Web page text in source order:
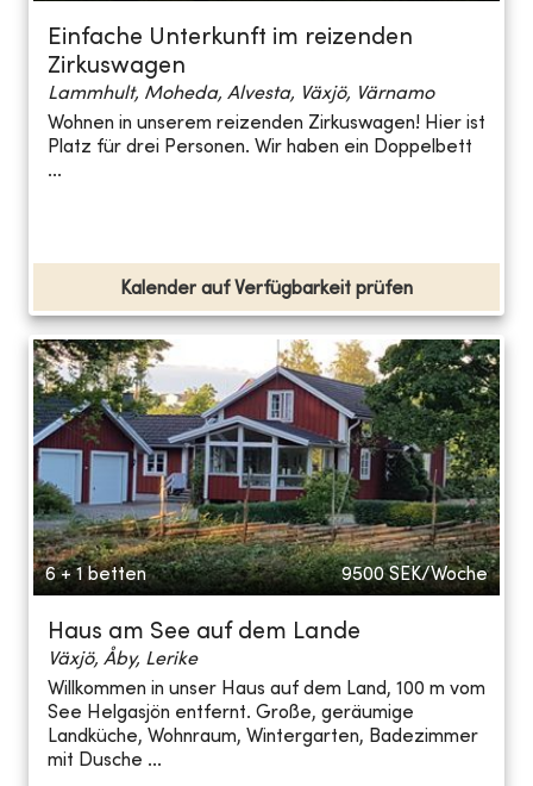
Einfache Unterkunft im reizenden
Zirkuswagen
Lammhult, Moheda, Alvesta, Växjö, Värnamo
Wohnen in unserem reizenden Zirkuswagen! Hier ist
Platz für drei Personen. Wir haben ein Doppelbett
...
Kalender auf Verfügbarkeit prüfen
6 + 1 betten 9500 SEK/Woche
Haus am See auf dem Lande
Växjö, Åby, Lerike
Willkommen in unser Haus auf dem Land, 100 m vom
See Helgasjön entfernt. Große, geräumige
Landküche, Wohnraum, Wintergarten, Badezimmer
mit Dusche ...